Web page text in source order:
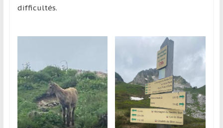
difficultés.